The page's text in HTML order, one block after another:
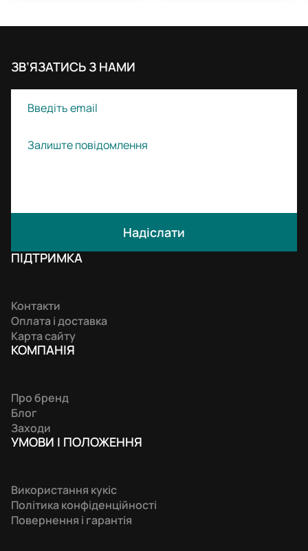
ПІДТРИМКА
Контакти
Оплата і доставка
Карта сайту
КОМПАНIЯ
Про бренд
Блог
Заходи
УМОВИ І ПОЛОЖЕННЯ
Використання кукіс
Політика конфіденційності
Повернення і гарантія
ЗВ’ЯЗАТИСЬ З НАМИ
Надіслати